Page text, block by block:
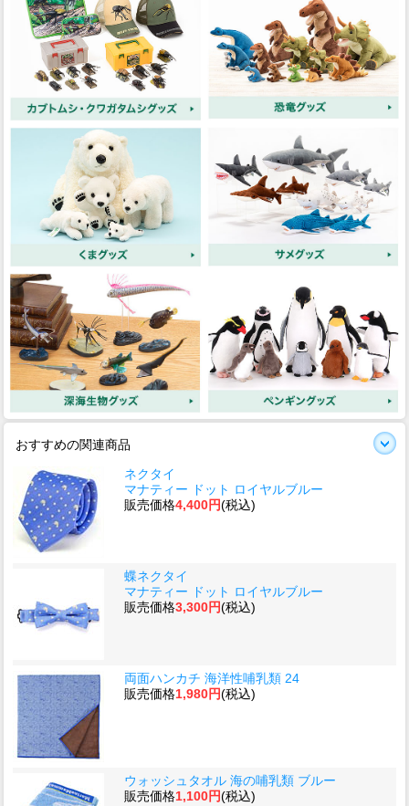
おすすめの関連商品
ネクタイ
マナティー ドット ロイヤルブルー
販売価格4,400円(税込)
蝶ネクタイ
マナティー ドット ロイヤルブルー
販売価格3,300円(税込)
両面ハンカチ 海洋性哺乳類 24
販売価格1,980円(税込)
ウォッシュタオル 海の哺乳類 ブルー
販売価格1,100円(税込)